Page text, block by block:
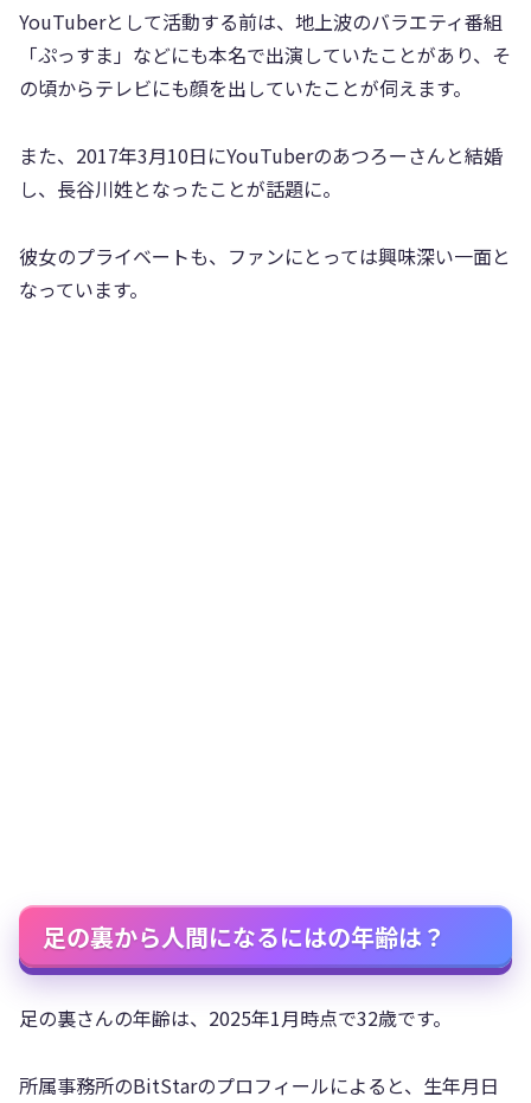
YouTuberとして活動する前は、地上波のバラエティ番組
「ぷっすま」などにも本名で出演していたことがあり、そ
の頃からテレビにも顔を出していたことが伺えます。
また、2017年3月10日にYouTuberのあつろーさんと結婚
し、長谷川姓となったことが話題に。
彼女のプライベートも、ファンにとっては興味深い一面と
なっています。
足の裏から人間になるにはの年齢は？
足の裏さんの年齢は、2025年1月時点で32歳です。
所属事務所のBitStarのプロフィールによると、生年月日